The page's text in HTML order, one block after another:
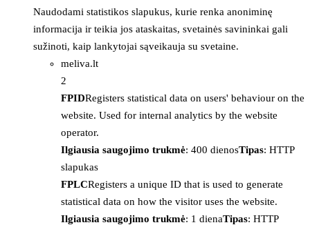
Naudodami statistikos slapukus, kurie renka anoniminę
informacija ir teikia jos ataskaitas, svetainės savininkai gali
sužinoti, kaip lankytojai sąveikauja su svetaine.
meliva.lt
2
FPIDRegisters statistical data on users' behaviour on the
website. Used for internal analytics by the website
operator.
Ilgiausia saugojimo trukmė: 400 dienosTipas: HTTP
slapukas
FPLCRegisters a unique ID that is used to generate
statistical data on how the visitor uses the website.
Ilgiausia saugojimo trukmė: 1 dienaTipas: HTTP